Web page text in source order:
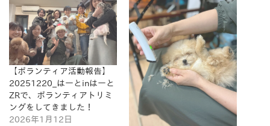
【ボランティア活動報告】
20251220_はーとinはーと
ZRで、ボランティアトリミ
ングをしてきました！
2026年1月12日